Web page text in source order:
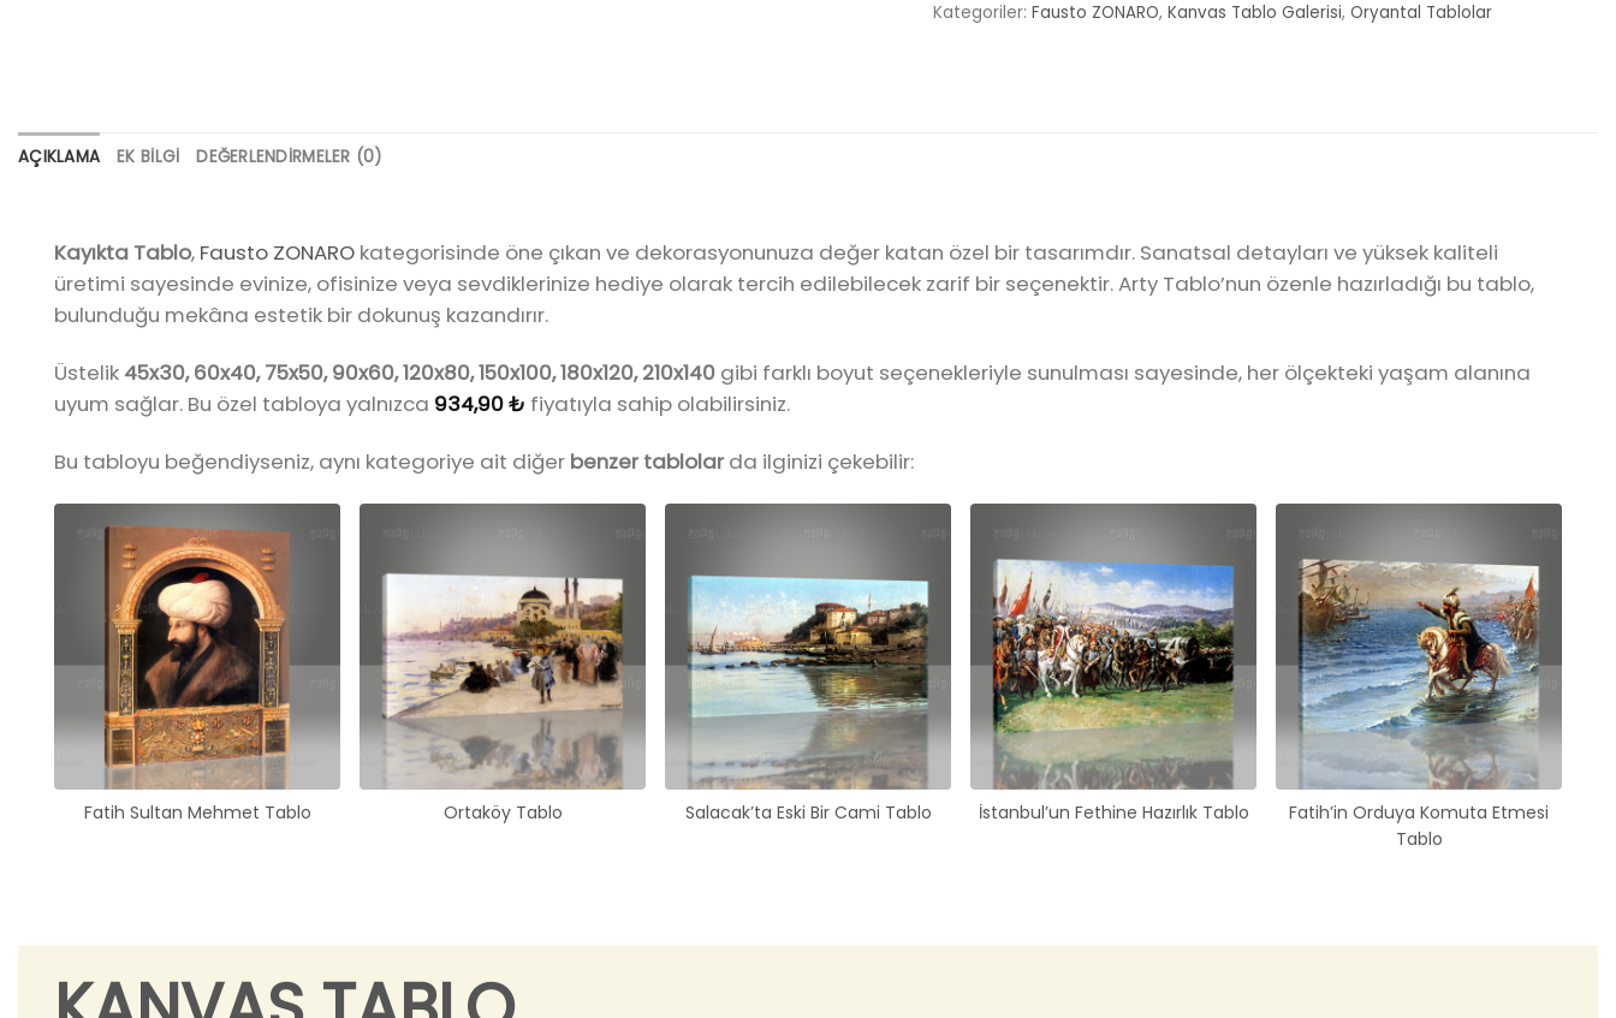
Kategoriler: Fausto ZONARO, Kanvas Tablo Galerisi, Oryantal Tablolar
AÇIKLAMA EK BILGI DEĞERLENDIRMELER (0)
Kayıkta Tablo, Fausto ZONARO kategorisinde öne çıkan ve dekorasyonunuza değer katan özel bir tasarımdır. Sanatsal detayları ve yüksek kaliteli
üretimi sayesinde evinize, ofisinize veya sevdiklerinize hediye olarak tercih edilebilecek zarif bir seçenektir. Arty Tablo’nun özenle hazırladığı bu tablo,
bulunduğu mekâna estetik bir dokunuş kazandırır.
Üstelik 45x30, 60x40, 75x50, 90x60, 120x80, 150x100, 180x120, 210x140 gibi farklı boyut seçenekleriyle sunulması sayesinde, her ölçekteki yaşam alanına
uyum sağlar. Bu özel tabloya yalnızca 934,90₺ fiyatıyla sahip olabilirsiniz.
Bu tabloyu beğendiyseniz, aynı kategoriye ait diğer benzer tablolarda ilginizi çekebilir:
Fatih Sultan Mehmet Tablo Ortaköy Tablo Salacak’ta Eski Bir Cami Tablo İstanbul’un Fethine Hazırlık Tablo
Fatih’in Orduya Komuta Etmesi
Tablo